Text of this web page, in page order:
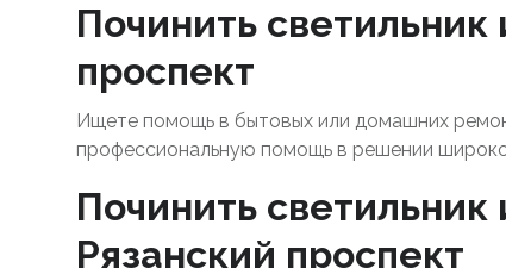
Починить
проспект
Ищете помощь в бытовых или домашних
профессиональную помощь в решении
Починить
Рязанский проспект